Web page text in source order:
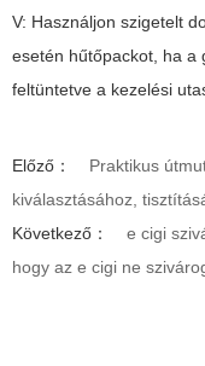
V: Használjon szigetelt
esetén hűtőpackot, ha a
feltüntetve a kezelési
Előző：
Praktikus
kiválasztásához,
Következő：
e cigi
hogy az e cigi ne